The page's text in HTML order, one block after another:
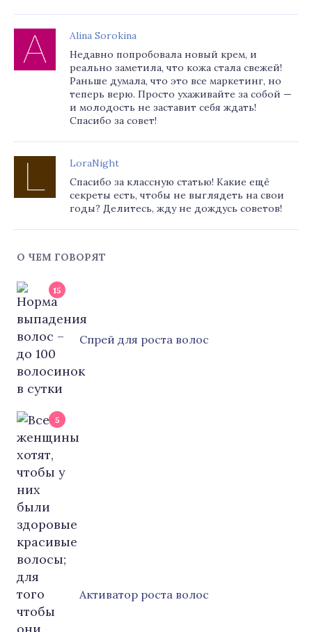
Alina Sorokina
Недавно попробовала новый крем, и
реально заметила, что кожа стала свежей!
Раньше думала, что это все маркетинг, но
теперь верю. Просто ухаживайте за собой —
и молодость не заставит себя ждать!
Спасибо за совет!
LoraNight
Спасибо за классную статью! Какие ещё
секреты есть, чтобы не выглядеть на свои
годы? Делитесь, жду не дождусь советов!
О ЧЕМ ГОВОРЯТ
15
Cпрей для роста волос
5
Активатор роста волос